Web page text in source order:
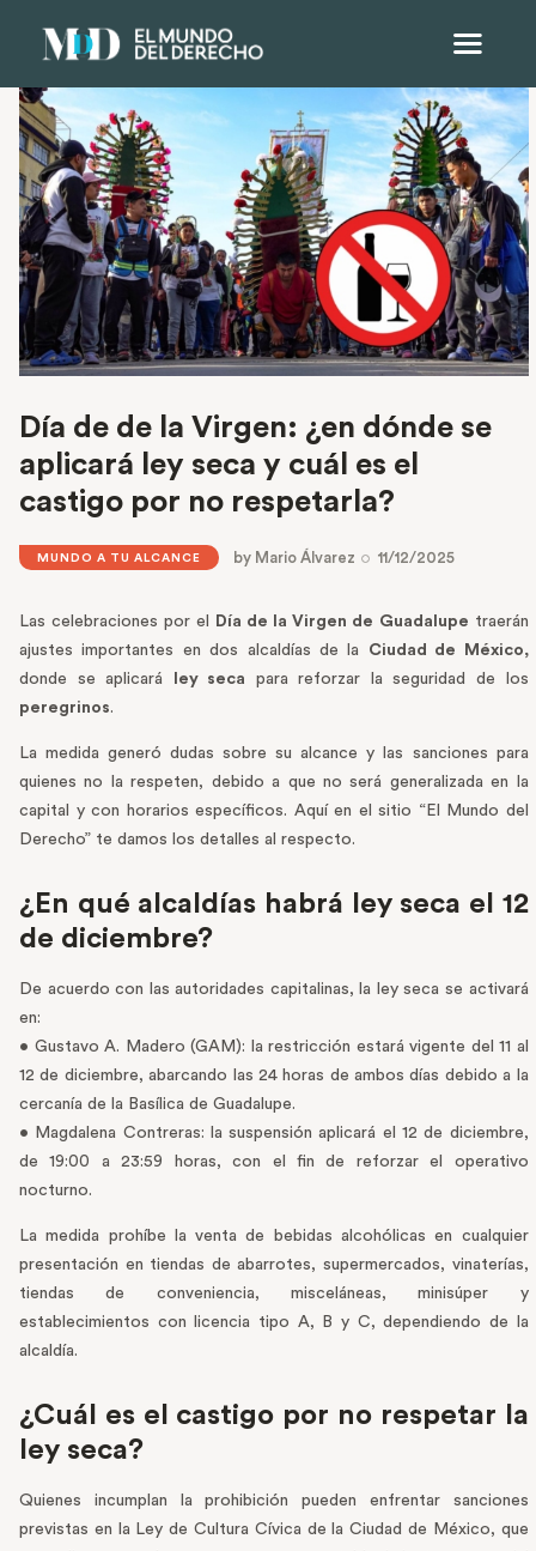
Día de de la Virgen: ¿en dónde se
aplicará ley seca y cuál es el
castigo por no respetarla?
MUNDO A TU ALCANCE by Mario Álvarez 11/12/2025
Las celebraciones por el Día de la Virgen de Guadalupe traerán
ajustes importantes en dos alcaldías de la Ciudad de México,
donde se aplicará
ley seca para reforzar la seguridad de los
peregrinos.
La medida generó dudas sobre su alcance y las sanciones para
quienes no la respeten, debido a que no será generalizada en la
capital y con horarios específicos. Aquí en el sitio “El Mundo del
Derecho” te damos los detalles al respecto.
¿En qué alcaldías habrá ley seca el 12
de diciembre?
De acuerdo con las autoridades capitalinas, la ley seca se activará
en:
• Gustavo A. Madero (GAM): la restricción estará vigente del 11 al
12 de diciembre, abarcando las 24 horas de ambos días debido a la
cercanía de la Basílica de Guadalupe.
• Magdalena Contreras: la suspensión aplicará el 12 de diciembre,
de 19:00 a 23:59 horas, con el fin de reforzar el operativo
nocturno.
La medida prohíbe la venta de bebidas alcohólicas en cualquier
presentación en tiendas de abarrotes, supermercados, vinaterías,
tiendas de conveniencia, misceláneas, minisúper y
establecimientos con licencia tipo A, B y C, dependiendo de la
alcaldía.
¿Cuál es el castigo por no respetar la
ley seca?
Quienes incumplan la prohibición pueden enfrentar sanciones
previstas en la Ley de Cultura Cívica de la Ciudad de México, que